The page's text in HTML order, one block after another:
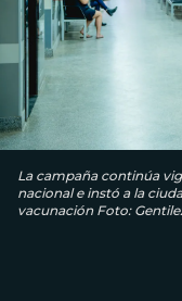
La campaña continúa
nacional e instó a la
vacunación Foto: